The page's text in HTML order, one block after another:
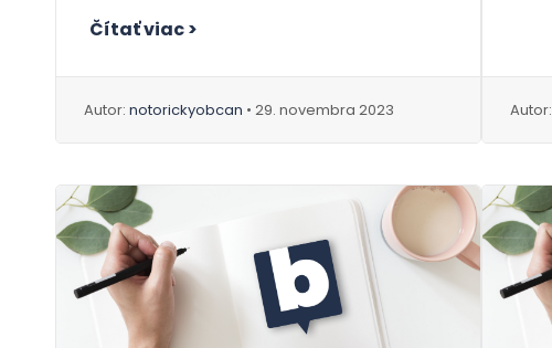
zakladá...
Čítať viac >
Autor: notorickyobcan • 29. novembra 2023 Autor: